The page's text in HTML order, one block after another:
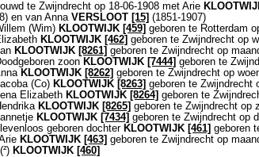
te Zwijndrecht op 18-06-1908 met Arie
en van AnnaVERSLOOT [15] (1851-1907)
(Wim) KLOOTWIJK [459] geboren te Rotterdam
KLOOTWIJK [462] geboren te Zwijndrecht op
KLOOTWIJK [8261] geboren te Zwijndrecht op
zoon KLOOTWIJK [7444] geboren te
KLOOTWIJK [8262] geboren te Zwijndrecht op
(Co) KLOOTWIJK [8263] geboren te Zwijndrecht
Elizabeth KLOOTWIJK [8264] geboren te
KLOOTWIJK [8265] geboren te Zwijndrecht op
KLOOTWIJK [7434] geboren te Zwijndrecht op
geboren dochter KLOOTWIJK [461] geboren
KLOOTWIJK [463] geboren te Zwijndrecht op
KLOOTWIJK [460]